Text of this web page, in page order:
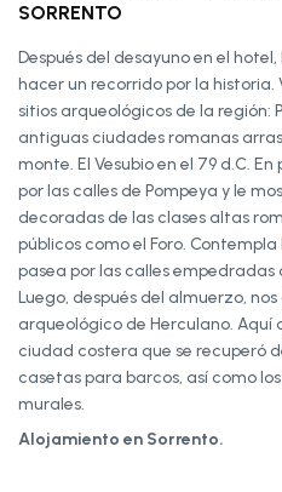
SORRENTO
Después del desayuno en el
hacer un recorrido por la historia.
sitios arqueológicos de la región:
antiguas ciudades romanas
monte. El Vesubio en el 79 d.C.
por las calles de Pompeya y le
decoradas de las clases altas
públicos como el Foro.
pasea por las calles
Luego, después del almuerzo,
arqueológico de Herculano.
ciudad costera que se recuperó
casetas para barcos, así como
murales.
Alojamiento en Sorrento.